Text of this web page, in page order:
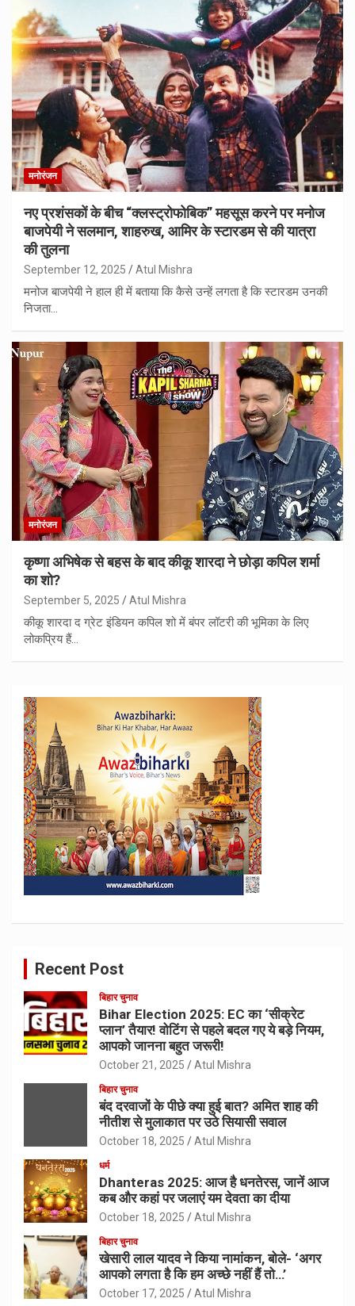
मनोरंजन
नए प्रशंसकों के बीच “क्लस्ट्रोफोबिक” महसूस करने पर मनोज
बाजपेयी ने सलमान, शाहरुख, आमिर के स्टारडम से की यात्रा
की तुलना
September 12, 2025 Atul Mishra
मनोज बाजपेयी ने हाल ही में बताया कि कैसे उन्हें लगता है कि स्टारडम उनकी
निजता…
मनोरंजन
कृष्णा अभिषेक से बहस के बाद कीकू शारदा ने छोड़ा कपिल शर्मा
का शो?
September 5, 2025 Atul Mishra
कीकू शारदा द ग्रेट इंडियन कपिल शो में बंपर लॉटरी की भूमिका के लिए
लोकप्रिय हैं…
Recent Post
बिहार चुनाव
Bihar Election 2025: EC का ‘सीक्रेट
प्लान’ तैयार! वोटिंग से पहले बदल गए ये बड़े नियम,
आपको जानना बहुत जरूरी!
October 21, 2025 Atul Mishra
बिहार चुनाव
बंद दरवाजों के पीछे क्या हुई बात? अमित शाह की
नीतीश से मुलाकात पर उठे सियासी सवाल
October 18, 2025 Atul Mishra
धर्म
Dhanteras 2025: आज है धनतेरस, जानें आज
कब और कहां पर जलाएं यम देवता का दीया
October 18, 2025 Atul Mishra
बिहार चुनाव
खेसारी लाल यादव ने किया नामांकन, बोले- ‘अगर
आपको लगता है कि हम अच्छे नहीं हैं तो…’
October 17, 2025 Atul Mishra